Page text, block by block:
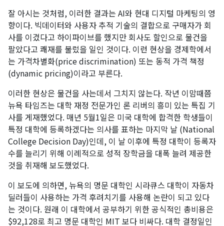
잘 아시는 것처럼, 이러한 결과는 AI와 현대 디지털 마케팅의 영
향이다. 빅데이터와 사용자 추적 기술의 결합으로 구매자가 회
사를 이겼다고 하이파이브를 했지만 회사도 할인으로 물건을
팔았다고 쾌재를 불렀을 일인 것이다. 이런 현상을 경제학에서
는 가격차별화(price discrimination) 또는 동적 가격 책정
(dynamic pricing)이라고 부른다.
이러한 현상은 물건을 사는데서 그치지 않는다. 작년 이맘때쯤
뉴욕 타임즈는 대학 재정 전문가인 론 리버의 흥미 있는 특집 기
사를 게재했었다. 매년 5월1일은 미국 대학에 합격한 학생들이
특정 대학에 등록하겠다는 의사를 표하는 마지막 날 (National
College Decision Day)인데, 이 날 이후에 특정 대학이 등록자
수를 늘리기 위해 이례적으로 성적 장학금을 대폭 늘려 제공한
것을 취재해 보도했었다.
이 보도에 의하면, 뉴욕의 명문 대학인 시라큐스 대학이 자동차
딜러들이 사용하는 가격 후려치기를 사용해 논란이 되고 있다
는 것이다. 원래 이 대학에서 공부하기 위한 공식적인 총비용은
$92,128로 최고 명문 대학인 MIT 보다 비싸다. 대학 결정일인